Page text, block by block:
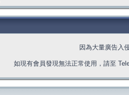
因為大量廣告入
如現有會員發現無法正常使用，請至